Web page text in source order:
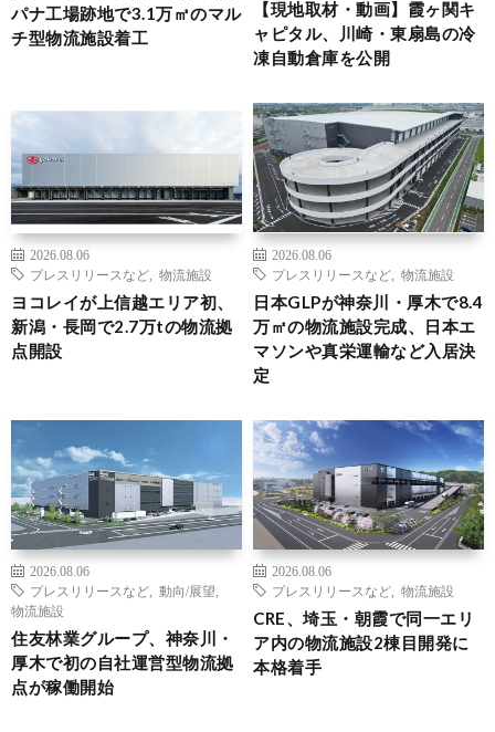
パナ工場跡地で3.1万㎡のマル
チ型物流施設着工
【現地取材・動画】霞ヶ関キ
ャピタル、川崎・東扇島の冷
凍自動倉庫を公開
2026.08.06
プレスリリースなど
物流施設
ヨコレイが上信越エリア初、
新潟・長岡で2.7万tの物流拠
点開設
2026.08.06
プレスリリースなど
物流施設
日本GLPが神奈川・厚木で8.4
万㎡の物流施設完成、日本エ
マソンや真栄運輸など入居決
定
2026.08.06
プレスリリースなど
動向/展望
物流施設
住友林業グループ、神奈川・
厚木で初の自社運営型物流拠
点が稼働開始
2026.08.06
プレスリリースなど
物流施設
CRE、埼玉・朝霞で同一エリ
ア内の物流施設2棟目開発に
本格着手